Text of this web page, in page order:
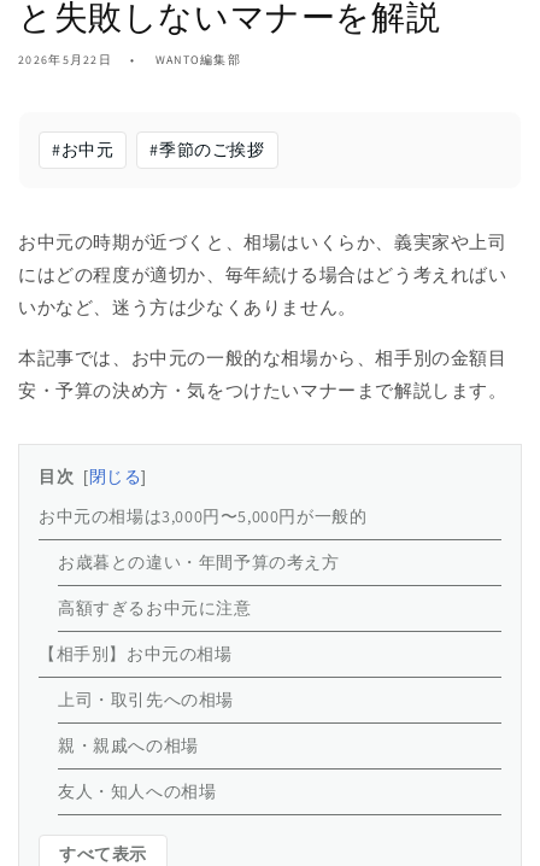
と失敗しないマナーを解説
2026年5月22日 WANTO編集部
#お中元 #季節のご挨拶
お中元の時期が近づくと、相場はいくらか、義実家や上司
にはどの程度が適切か、毎年続ける場合はどう考えればい
いかなど、迷う方は少なくありません。
本記事では、お中元の一般的な相場から、相手別の金額目
安・予算の決め方・気をつけたいマナーまで解説します。
目次 閉じる
お中元の相場は3,000円〜5,000円が一般的
お歳暮との違い・年間予算の考え方
高額すぎるお中元に注意
【相手別】お中元の相場
上司・取引先への相場
親・親戚への相場
友人・知人への相場
すべて表示